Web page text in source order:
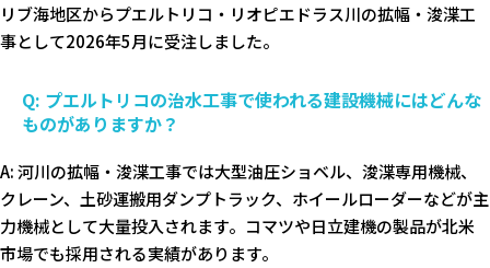
リブ海地区からプエルトリコ・リオピエドラス川の拡幅・浚渫工
事として2026年5月に受注しました。
Q: プエルトリコの治水工事で使われる建設機械にはどんな
ものがありますか？
A: 河川の拡幅・浚渫工事では大型油圧ショベル、浚渫専用機械、
クレーン、土砂運搬用ダンプトラック、ホイールローダーなどが主
力機械として大量投入されます。コマツや日立建機の製品が北米
市場でも採用される実績があります。